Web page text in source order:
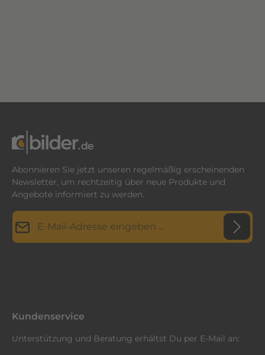
Abonnieren Sie jetzt unseren regelmäßig erscheinenden
Newsletter, um rechtzeitig über neue Produkte und
Angebote informiert zu werden.
E-Mail-Adresse*
Kundenservice
Unterstützung und Beratung erhältst Du per E-Mail an: